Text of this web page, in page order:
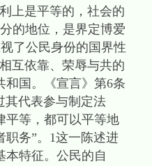
上是平等的，社会的
的地位，是界定博爱
了公民身份的国界性
互依靠、荣辱与共的
和国。《宣言》第6条
其代表参与制定法
平等，都可以平等地
务”。1这一陈述进
特征。公民的自